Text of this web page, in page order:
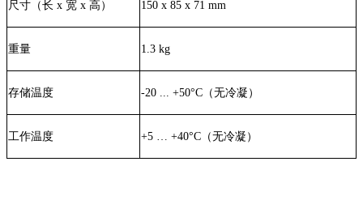
尺寸（长 x 宽 x 高） 150 x 85 x 71 mm
重量 1.3 kg
存储温度 -20 ... +50°C（无冷凝）
工作温度 +5 … +40°C（无冷凝）